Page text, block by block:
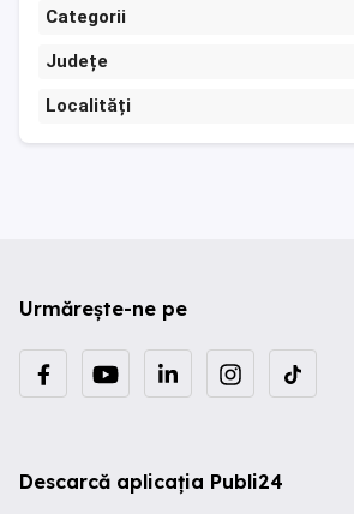
Categorii
Județe
Localități
Urmărește-ne pe
Descarcă aplicația Publi24